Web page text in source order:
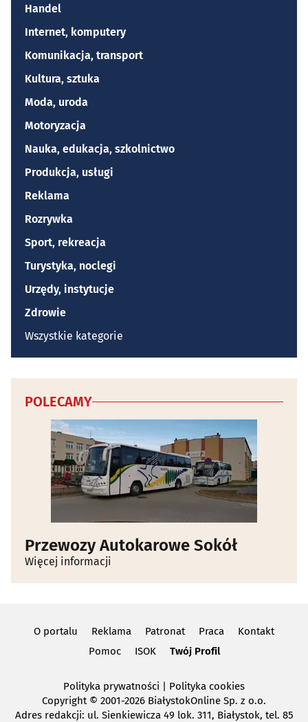
Handel
Internet, komputery
Komunikacja, transport
Kultura, sztuka
Moda, uroda
Motoryzacja
Nauka, edukacja, szkolnictwo
Produkcja, usługi
Reklama
Rozrywka
Sport, rekreacja
Turystyka, noclegi
Urzędy, instytucje
Zdrowie
Wszystkie kategorie
POLECAMY
Przewozy Autokarowe Sokół
Więcej informacji
O portalu Reklama Patronat Praca
Kontakt
Pomoc
ISOK Twój Profil
Polityka prywatności
Polityka cookies
Copyright© 2001-2026 BiałystokOnline Sp. z o.o.
Adres redakcji: ul. Sienkiewicza 49 lok. 311, Białystok, tel. 85